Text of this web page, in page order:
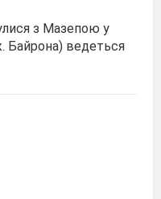
з Мазепою у
Байрона) ведеться